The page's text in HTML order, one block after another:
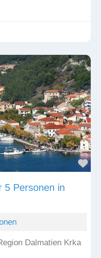
5 Personen in
Dalmatien Krka